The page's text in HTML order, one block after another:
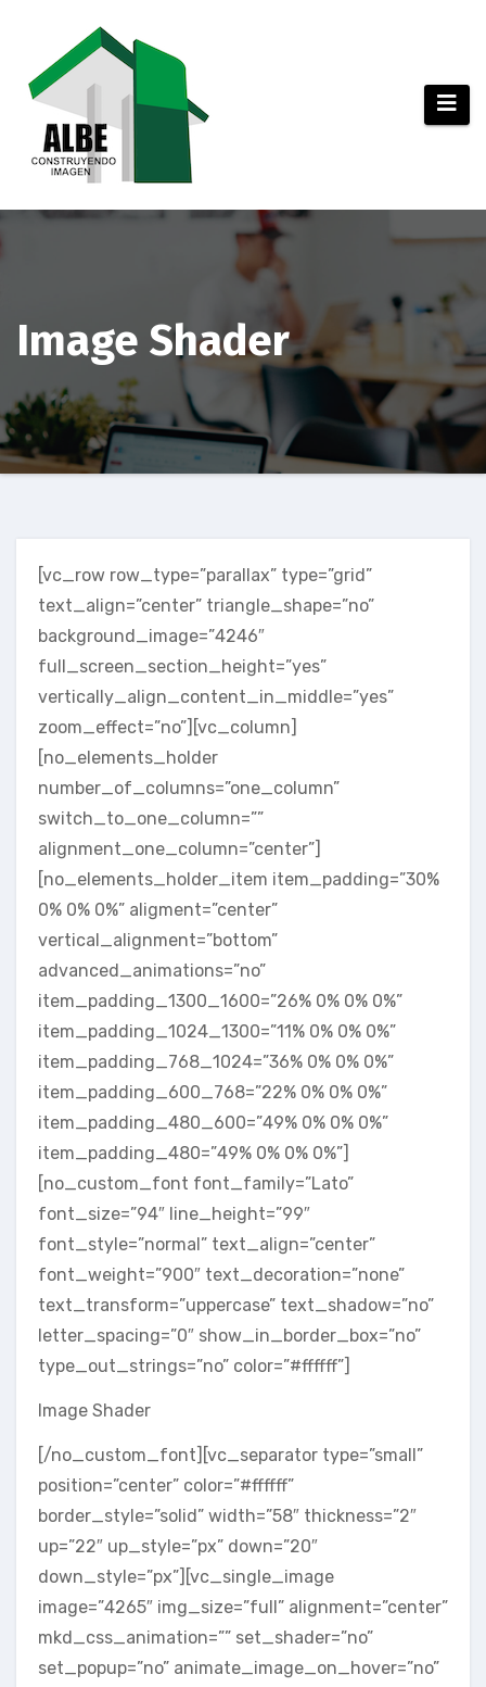
contenido
Image Shader
[vc_row row_type=”parallax” type=”grid”
text_align=”center” triangle_shape=”no”
background_image=”4246″
full_screen_section_height=”yes”
vertically_align_content_in_middle=”yes”
zoom_effect=”no”][vc_column]
[no_elements_holder
number_of_columns=”one_column”
switch_to_one_column=””
alignment_one_column=”center”]
[no_elements_holder_item item_padding=”30%
0% 0% 0%” aligment=”center”
vertical_alignment=”bottom”
advanced_animations=”no”
item_padding_1300_1600=”26% 0% 0% 0%”
item_padding_1024_1300=”11% 0% 0% 0%”
item_padding_768_1024=”36% 0% 0% 0%”
item_padding_600_768=”22% 0% 0% 0%”
item_padding_480_600=”49% 0% 0% 0%”
item_padding_480=”49% 0% 0% 0%”]
[no_custom_font font_family=”Lato”
font_size=”94″ line_height=”99″
font_style=”normal” text_align=”center”
font_weight=”900″ text_decoration=”none”
text_transform=”uppercase” text_shadow=”no”
letter_spacing=”0″ show_in_border_box=”no”
type_out_strings=”no” color=”#ffffff”]
Image Shader
[/no_custom_font][vc_separator type=”small”
position=”center” color=”#ffffff”
border_style=”solid” width=”58″ thickness=”2″
up=”22″ up_style=”px” down=”20″
down_style=”px”][vc_single_image
image=”4265″ img_size=”full” alignment=”center”
mkd_css_animation=”” set_shader=”no”
set_popup=”no” animate_image_on_hover=”no”